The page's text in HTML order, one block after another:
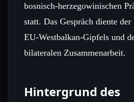
bosnisch‑herzegowinischen
statt. Das Gespräch diente
EU‑Westbalkan‑Gipfels und
bilateralen Zusammenarbeit.
Hintergrund des